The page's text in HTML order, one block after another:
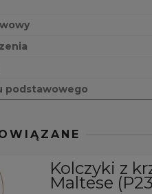
podstawowego
Kolczyki z
Maltese